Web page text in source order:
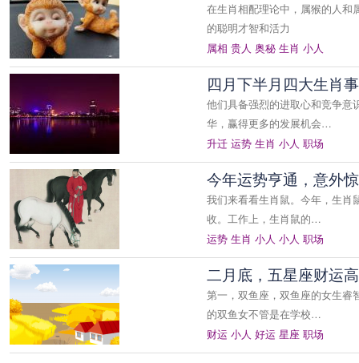
在生肖相配理论中，属猴的人和
的聪明才智和活力
属相 贵人 奥秘 生肖 小人
四月下半月四大生肖
他们具备强烈的进取心和竞争意
华，赢得更多的发展机会…
升迁 运势 生肖 小人 职场
今年运势亨通，意外
我们来看看生肖鼠。今年，生肖
收。工作上，生肖鼠的…
运势 生肖 小人 小人 职场
二月底，五星座财运
第一，双鱼座，双鱼座的女生睿
的双鱼女不管是在学校…
财运 小人 好运 星座 职场